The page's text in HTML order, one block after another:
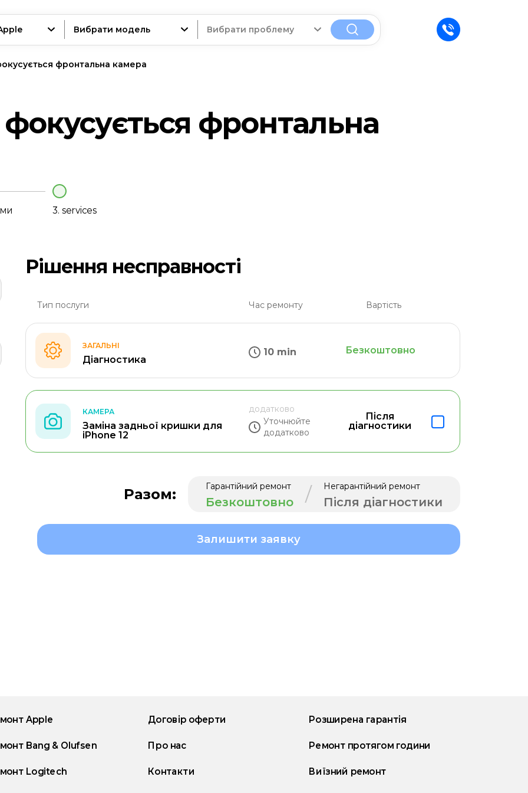
Вибрати модель Вибрати проблему
фронтальна камера
фронтальна
3. services
Рішення несправності
Тип послуги Час ремонту Вартість
ЗАГАЛЬНІ
Діагностика
10 min Безкоштовно
КАМЕРА
Заміна задньої кришки для
iPhone 12
додатково
Уточнюйте
додатково
Після
діагностики
Разом: Гарантійний ремонт
Безкоштовно / Негарантійний ремонт
Після діагностики
Залишити заявку
Apple
Bang & Olufsen
Logitech
Договір оферти
Про нас
Контакти
Розширена гарантія
Ремонт протягом години
Виїзний ремонт